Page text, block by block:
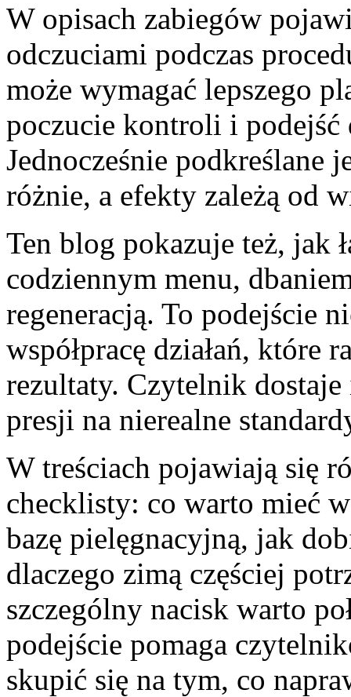
W opisach zabiegów
odczuciami podczas
może wymagać lepszego
poczucie kontroli i podejść
Jednocześnie podkreślane
różnie, a efekty zależą od
Ten blog pokazuje też, jak
codziennym menu,
regeneracją. To podejście
współpracę działań, które
rezultaty. Czytelnik
presji na nierealne
W treściach pojawiają się
checklisty: co warto mieć
bazę pielęgnacyjną, jak
dlaczego zimą częściej
szczególny nacisk warto
podejście pomaga
skupić się na tym, co